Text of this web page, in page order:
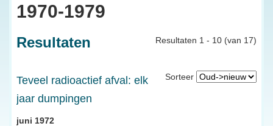
1970-1979
Resultaten 1 - 10 (van 17)
Resultaten
Sorteer
Teveel radioactief afval: elk
jaar dumpingen
juni 1972